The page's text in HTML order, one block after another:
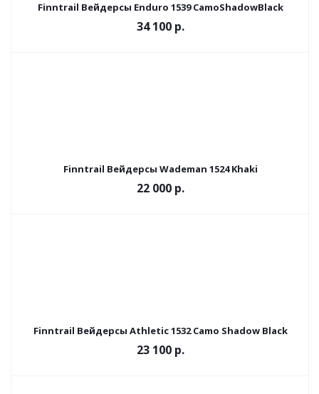
Finntrail Вейдерсы Enduro 1539 CamoShadowBlack
34 100 р.
Finntrail Вейдерсы Wademan 1524 Khaki
22 000 р.
Finntrail Вейдерсы Athletic 1532 Camo Shadow Black
23 100 р.